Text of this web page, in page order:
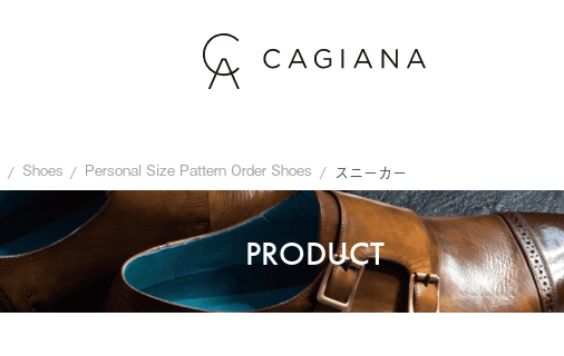
Shoes Personal Size Pattern Order Shoes スニーカー
PRODUCT